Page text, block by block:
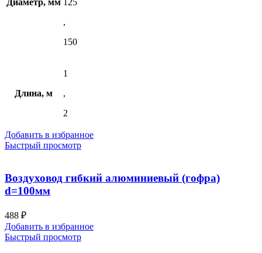
,
150
Длина, м
1
,
2
Добавить в избранное
Быстрый просмотр
Воздуховод гибкий алюминиевый (гофра)
d=100мм
488 ₽
Добавить в избранное
Быстрый просмотр